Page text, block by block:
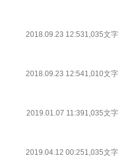
2018.09.23 12:531,035文字
2018.09.23 12:541,010文字
2019.01.07 11:391,035文字
2019.04.12 00:251,035文字